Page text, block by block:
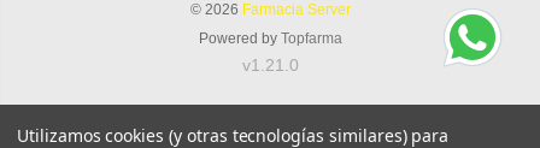
© 2026 Farmacia Server
Powered by Topfarma
v1.21.0
Utilizamos cookies (y otras tecnologías similares) para